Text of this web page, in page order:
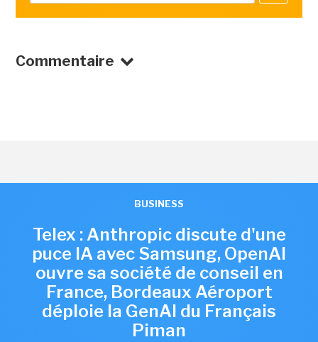
Commentaire
BUSINESS
Telex : Anthropic discute d'une
puce IA avec Samsung, OpenAI
ouvre sa société de conseil en
France, Bordeaux Aéroport
déploie la GenAI du Français
Piman